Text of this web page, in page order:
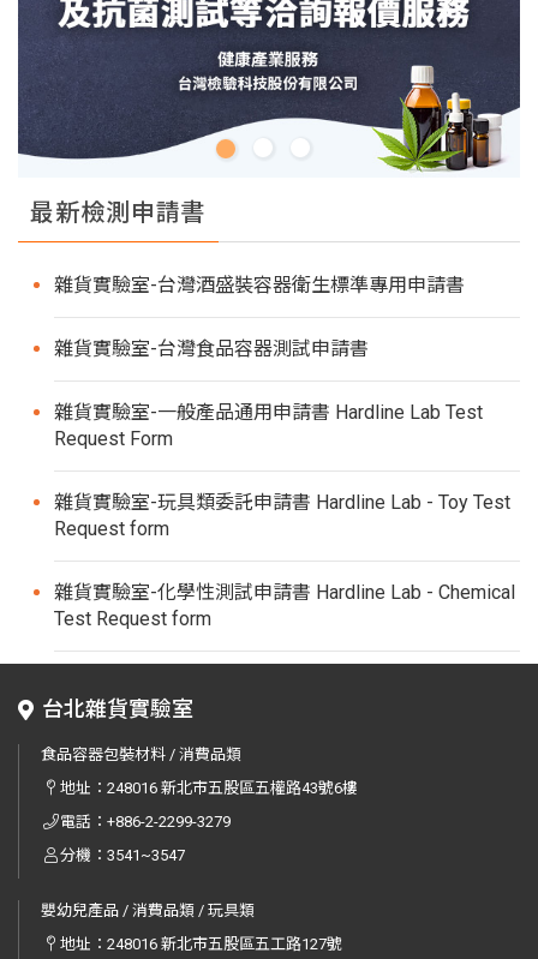
最新檢測申請書
雜貨實驗室-台灣酒盛裝容器衛生標準專用申請書
雜貨實驗室-台灣食品容器測試申請書
雜貨實驗室-一般產品通用申請書 Hardline Lab Test
Request Form
雜貨實驗室-玩具類委託申請書 Hardline Lab - Toy Test
Request form
雜貨實驗室-化學性測試申請書 Hardline Lab - Chemical
Test Request form
台北雜貨實驗室
食品容器包裝材料 / 消費品類
地址：248016 新北市五股區五權路43號6樓
電話：+886-2-2299-3279
分機：3541~3547
嬰幼兒產品 / 消費品類 / 玩具類
地址：248016 新北市五股區五工路127號